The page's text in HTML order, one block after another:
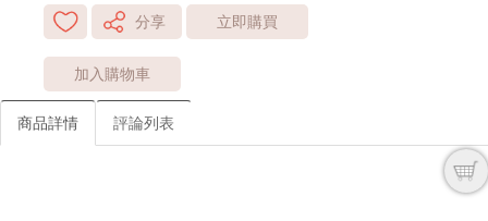
分享 立即購買
加入購物車
商品詳情 評論列表